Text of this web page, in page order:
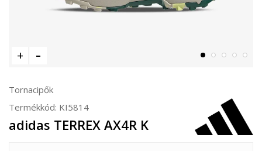
Tornacipők
Termékkód: KI5814
adidas TERREX AX4R K